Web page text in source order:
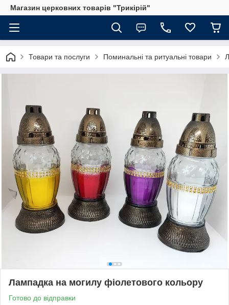
Магазин церковних товарів "Трикірій"
Товари та послуги Поминальні та ритуальні товари
Лампадка на могилу фіолетового кольору
Готово до відправки